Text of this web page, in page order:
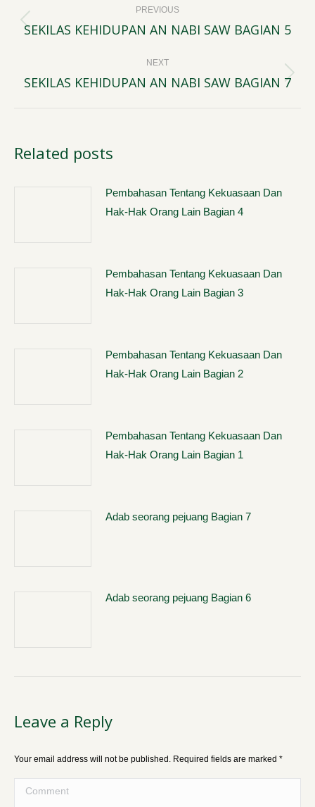
navigation PREVIOUS
Previous
SEKILAS KEHIDUPAN AN NABI SAW BAGIAN 5
NEXT
Next
SEKILAS KEHIDUPAN AN NABI SAW BAGIAN 7
Related posts
Pembahasan Tentang Kekuasaan Dan
Hak-Hak Orang Lain Bagian 4
Pembahasan Tentang Kekuasaan Dan
Hak-Hak Orang Lain Bagian 3
Pembahasan Tentang Kekuasaan Dan
Hak-Hak Orang Lain Bagian 2
Pembahasan Tentang Kekuasaan Dan
Hak-Hak Orang Lain Bagian 1
Adab seorang pejuang Bagian 7
Adab seorang pejuang Bagian 6
Leave a Reply
Your email address will not be published. Required fields are marked *
Comment